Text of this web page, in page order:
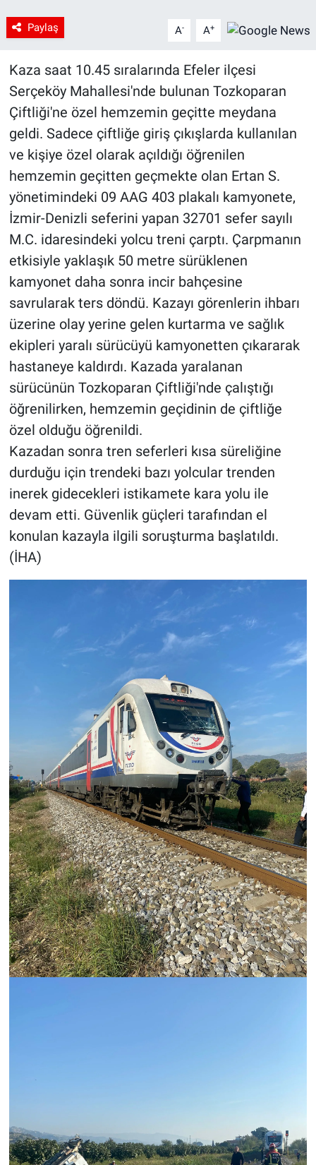
Paylaş A- A+
Kaza saat 10.45 sıralarında Efeler ilçesi
Serçeköy Mahallesi'nde bulunan Tozkoparan
Çiftliği'ne özel hemzemin geçitte meydana
geldi. Sadece çiftliğe giriş çıkışlarda kullanılan
ve kişiye özel olarak açıldığı öğrenilen
hemzemin geçitten geçmekte olan Ertan S.
yönetimindeki 09 AAG 403 plakalı kamyonete,
İzmir-Denizli seferini yapan 32701 sefer sayılı
M.C. idaresindeki yolcu treni çarptı. Çarpmanın
etkisiyle yaklaşık 50 metre sürüklenen
kamyonet daha sonra incir bahçesine
savrularak ters döndü. Kazayı görenlerin ihbarı
üzerine olay yerine gelen kurtarma ve sağlık
ekipleri yaralı sürücüyü kamyonetten çıkararak
hastaneye kaldırdı. Kazada yaralanan
sürücünün Tozkoparan Çiftliği'nde çalıştığı
öğrenilirken, hemzemin geçidinin de çiftliğe
özel olduğu öğrenildi.
Kazadan sonra tren seferleri kısa süreliğine
durduğu için trendeki bazı yolcular trenden
inerek gidecekleri istikamete kara yolu ile
devam etti. Güvenlik güçleri tarafından el
konulan kazayla ilgili soruşturma başlatıldı.
(İHA)